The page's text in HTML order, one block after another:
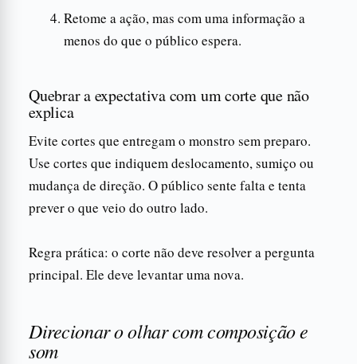
Retome a ação, mas com uma informação a
menos do que o público espera.
Quebrar a expectativa com um corte que não
explica
Evite cortes que entregam o monstro sem preparo.
Use cortes que indiquem deslocamento, sumiço ou
mudança de direção. O público sente falta e tenta
prever o que veio do outro lado.
Regra prática: o corte não deve resolver a pergunta
principal. Ele deve levantar uma nova.
Direcionar o olhar com composição e
som